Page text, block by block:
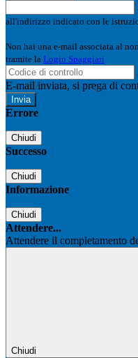
all'indirizzo indicato con le
Non hai una e-mail associata al
tramite la Login Spaggiari
E-mail inviata, si prega di
Errore
Chiudi
Successo
Chiudi
Informazione
Chiudi
Attendere...
Attendere il completamento
Chiudi